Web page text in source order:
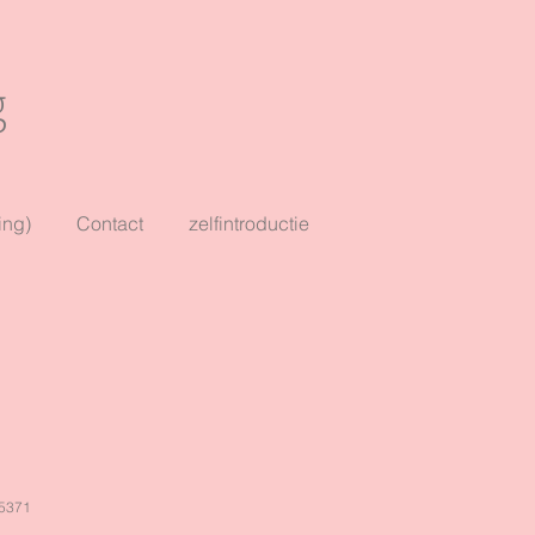
Contact zelfintroductie